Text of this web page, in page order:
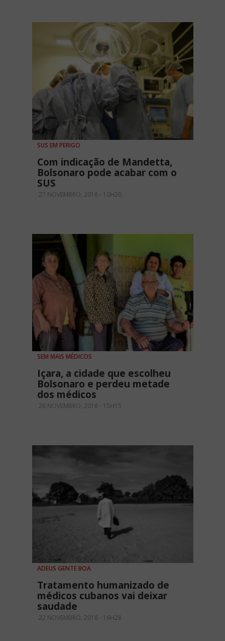
SUS EM PERIGO
Com indicação de Mandetta,
Bolsonaro pode acabar com o
SUS
27 NOVEMBRO, 2018 - 10H20
SEM MAIS MÉDICOS
Içara, a cidade que escolheu
Bolsonaro e perdeu metade
dos médicos
26 NOVEMBRO, 2018 - 15H15
ADEUS GENTE BOA
Tratamento humanizado de
médicos cubanos vai deixar
saudade
22 NOVEMBRO, 2018 - 16H28